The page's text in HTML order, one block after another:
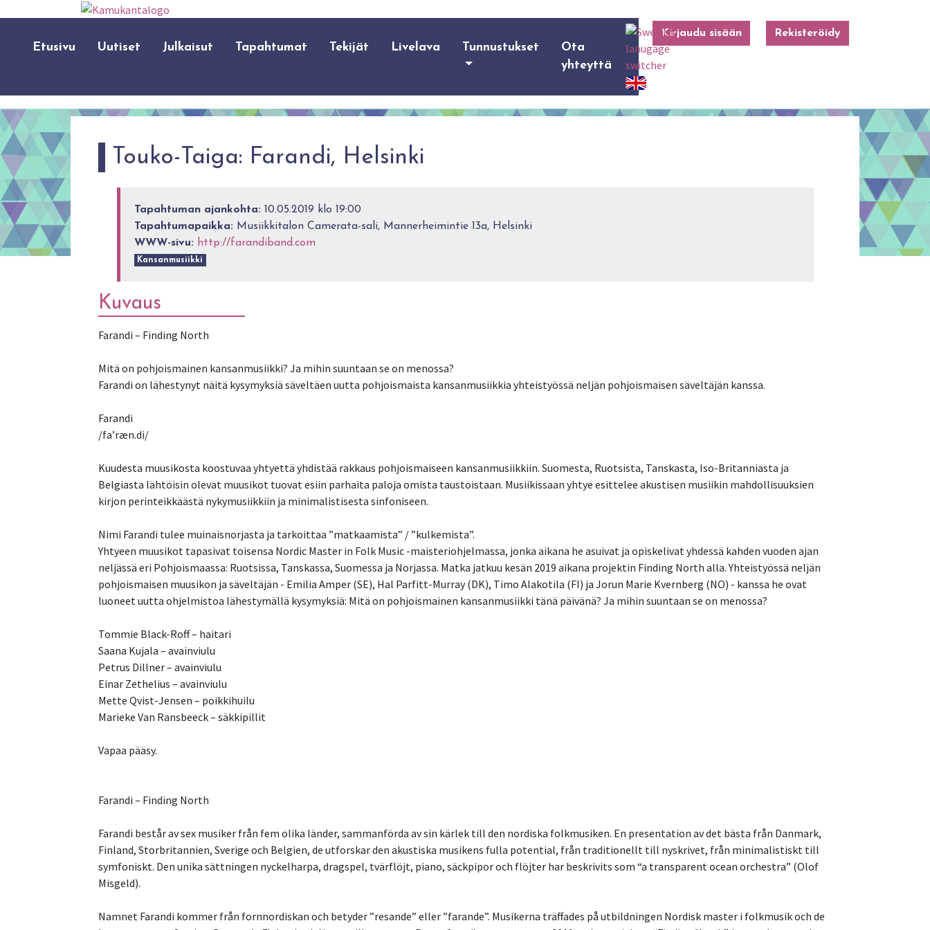
Kirjaudu sisään Rekisteröidy
Etusivu Uutiset Julkaisut Tapahtumat Tekijät Livelava Tunnustukset
Ota
yhteyttä
Touko-Taiga: Farandi, Helsinki
Tapahtuman ajankohta: 10.05.2019 klo 19:00
Tapahtumapaikka: Musiikkitalon Camerata-sali, Mannerheimintie 13a, Helsinki
WWW-sivu: http://farandiband.com
Kansanmusiikki
Kuvaus
Farandi – Finding North
Mitä on pohjoismainen kansanmusiikki? Ja mihin suuntaan se on menossa?
Farandi on lähestynyt näitä kysymyksiä säveltäen uutta pohjoismaista kansanmusiikkia yhteistyössä neljän pohjoismaisen säveltäjän kanssa.
Farandi
/fa’ræn.di/
Kuudesta muusikosta koostuvaa yhtyettä yhdistää rakkaus pohjoismaiseen kansanmusiikkiin. Suomesta, Ruotsista, Tanskasta, Iso-Britanniasta ja
Belgiasta lähtöisin olevat muusikot tuovat esiin parhaita paloja omista taustoistaan. Musiikissaan yhtye esittelee akustisen musiikin mahdollisuuksien
kirjon perinteikkäästä nykymusiikkiin ja minimalistisesta sinfoniseen.
Nimi Farandi tulee muinaisnorjasta ja tarkoittaa ”matkaamista” / ”kulkemista”.
Yhtyeen muusikot tapasivat toisensa Nordic Master in Folk Music -maisteriohjelmassa, jonka aikana he asuivat ja opiskelivat yhdessä kahden vuoden ajan
neljässä eri Pohjoismaassa: Ruotsissa, Tanskassa, Suomessa ja Norjassa. Matka jatkuu kesän 2019 aikana projektin Finding North alla. Yhteistyössä neljän
pohjoismaisen muusikon ja säveltäjän - Emilia Amper (SE), Hal Parfitt-Murray (DK), Timo Alakotila (FI) ja Jorun Marie Kvernberg (NO) - kanssa he ovat
luoneet uutta ohjelmistoa lähestymällä kysymyksiä: Mitä on pohjoismainen kansanmusiikki tänä päivänä? Ja mihin suuntaan se on menossa?
Tommie Black-Roff – haitari
Saana Kujala – avainviulu
Petrus Dillner – avainviulu
Einar Zethelius – avainviulu
Mette Qvist-Jensen – poikkihuilu
Marieke Van Ransbeeck – säkkipillit
Vapaa pääsy.
Farandi – Finding North
Farandi består av sex musiker från fem olika länder, sammanförda av sin kärlek till den nordiska folkmusiken. En presentation av det bästa från Danmark,
Finland, Storbritannien, Sverige och Belgien, de utforskar den akustiska musikens fulla potential, från traditionellt till nyskrivet, från minimalistiskt till
symfoniskt. Den unika sättningen nyckelharpa, dragspel, tvärflöjt, piano, säckpipor och flöjter har beskrivits som “a transparent ocean orchestra” (Olof
Misgeld).
Namnet Farandi kommer från fornnordiskan och betyder ”resande” eller ”farande”. Musikerna träffades på utbildningen Nordisk master i folkmusik och de